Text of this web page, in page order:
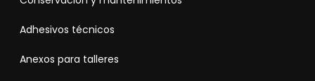
Adhesivos técnicos
Anexos para talleres